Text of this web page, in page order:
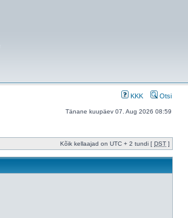
KKK Otsi
Tänane kuupäev 07. Aug 2026 08:59
Kõik kellaajad on UTC + 2 tundi [ DST ]